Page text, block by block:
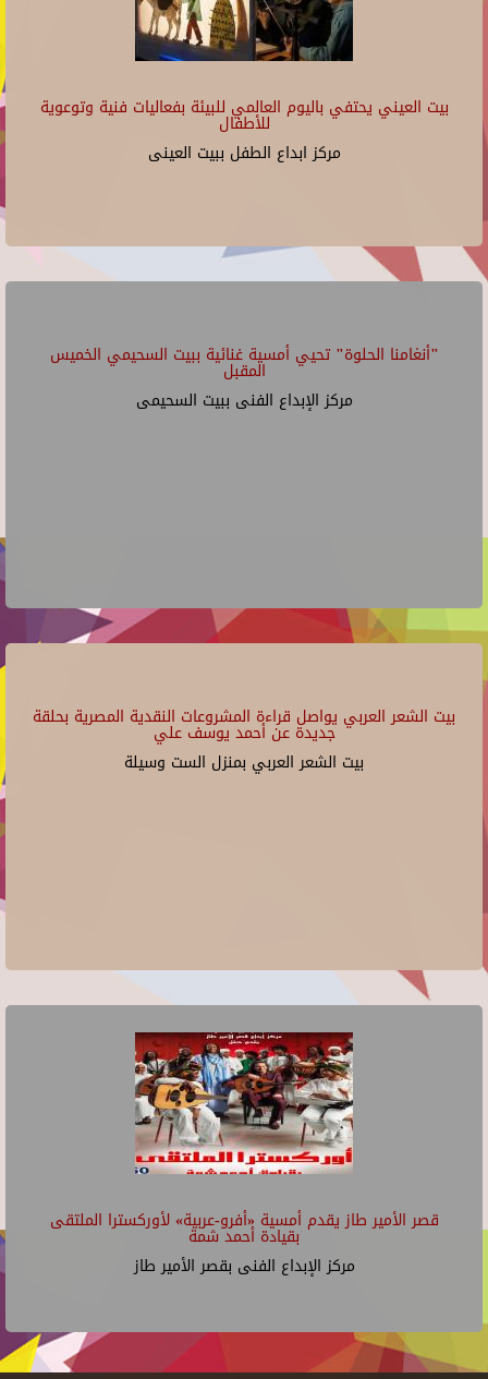
بيت العيني يحتفي باليوم العالمي للبيئة بفعاليات فنية وتوعوية
للأطفال
مركز ابداع الطفل ببيت العينى
"أنغامنا الحلوة" تحيي أمسية غنائية ببيت السحيمي الخميس
المقبل
مركز الإبداع الفنى ببيت السحيمى
بيت الشعر العربي يواصل قراءة المشروعات النقدية المصرية بحلقة
جديدة عن أحمد يوسف علي
بيت الشعر العربي بمنزل الست وسيلة
قصر الأمير طاز يقدم أمسية «أفرو-عربية» لأوركسترا الملتقى
بقيادة أحمد شمة
مركز الإبداع الفنى بقصر الأمير طاز